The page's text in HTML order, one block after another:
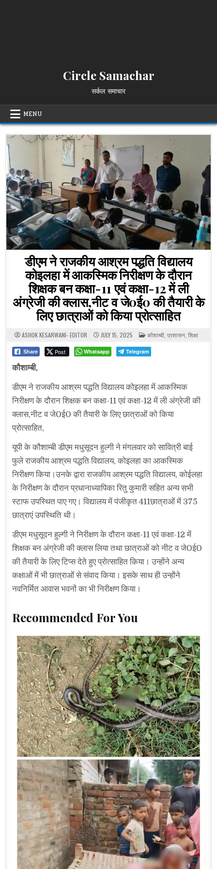
Circle Samachar
सर्कल समाचार
MENU
डीएम ने राजकीय आश्रम पद्धति विद्यालय
कोइलहा में आकस्मिक निरीक्षण के दौरान
शिक्षक बन कक्षा-11 एवं कक्षा-12 में ली
अंग्रेजी की क्लास,नीट व जे0ई0 की तैयारी के
लिए छात्राओं को किया प्रोत्साहित
ASHOK KESARWANI- EDITOR JULY 15, 2025 POSTED
IN
कौशाम्बी, प्रशासन, शिक्षा
Share Post Whatsapp Telegram
कौशाम्बी,
डीएम ने राजकीय आश्रम पद्धति विद्यालय कोइलहा में आकस्मिक
निरीक्षण के दौरान शिक्षक बन कक्षा-11 एवं कक्षा-12 में ली अंग्रेजी की
क्लास,नीट व जे0ई0 की तैयारी के लिए छात्राओं को किया
प्रोत्साहित,
यूपी के कौशाम्बी डीएम मधुसूदन हुल्गी ने मंगलवार को सावित्री बाई
फुले राजकीय आश्रम पद्धति विद्यालय, कोइलहा का आकस्मिक
निरीक्षण किया।उनके द्वारा राजकीय आश्रम पद्धति विद्यालय, कोईलहा
के निरीक्षण के दौरान प्रधानाध्यापिका रितु कुमारी सहित अन्य सभी
स्टाफ उपस्थित पाए गए। विद्यालय में पंजीकृत 411छात्राओं में 375
छात्राएं उपस्थिति थी।
डीएम मधुसूदन हुल्गी ने निरीक्षण के दौरान कक्षा-11 एवं कक्षा-12 में
शिक्षक बन अंग्रेजी की क्लास लिया तथा छात्राओं को नीट व जे0ई0
की तैयारी के लिए टिप्स देते हुए प्रोत्साहित किया। उन्होंने अन्य
कक्षाओं में भी छात्राओं से संवाद किया। इसके साथ ही उन्होंने
नवनिर्मित आवास भवनों का भी निरीक्षण किया।
Recommended For You